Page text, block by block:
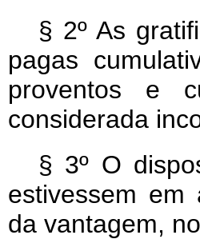
§ 2º As
pagas
proventos e
considerada
§ 3º O
estivessem em
da vantagem,